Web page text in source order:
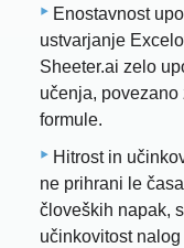
Enostavnost
ustvarjanje
Sheeter.ai zelo
učenja,
formule.
Hitrost in
ne prihrani le
človeških napak,
učinkovitost